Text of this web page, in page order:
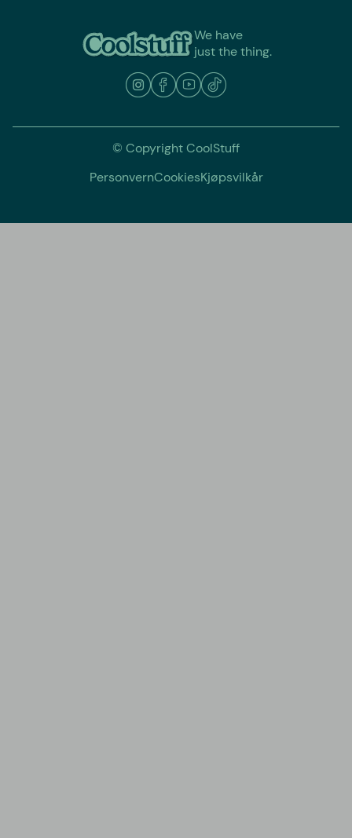
We have
just the thing.
© Copyright CoolStuff
PersonvernCookiesKjøpsvilkår